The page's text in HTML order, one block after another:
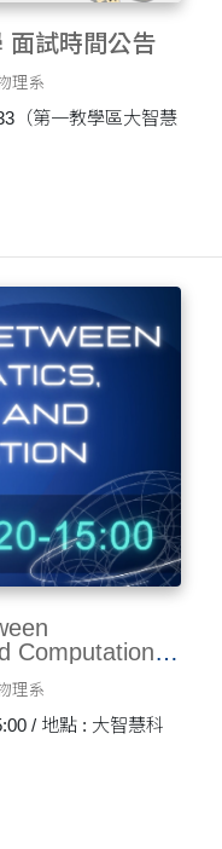
115學年度博士班考試入學 面試時間公告
理系
（第一教學區大智慧
Computation
理系
/ 地點 : 大智慧科